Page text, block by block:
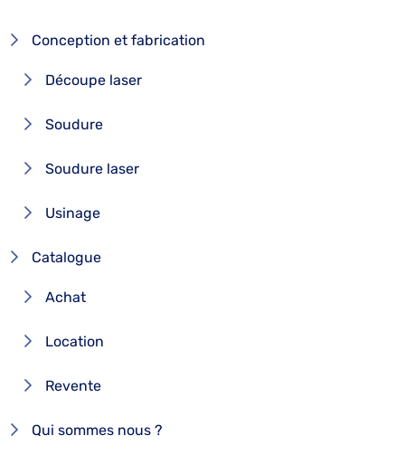
Conception et fabrication
Découpe laser
Soudure
Soudure laser
Usinage
Catalogue
Achat
Location
Revente
Qui sommes nous ?